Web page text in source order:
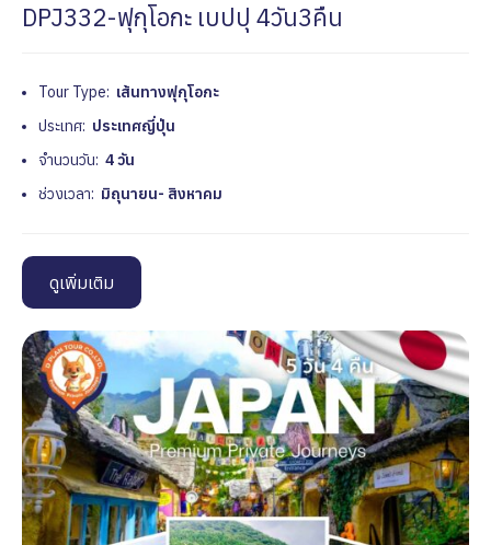
DPJ332-ฟุกุโอกะ เบปปุ 4วัน3คืน
Tour Type: เส้นทางฟุกุโอกะ
ประเทศ: ประเทศญี่ปุ่น
จำนวนวัน: 4 วัน
ช่วงเวลา: มิถุนายน- สิงหาคม
ดูเพิ่มเติม